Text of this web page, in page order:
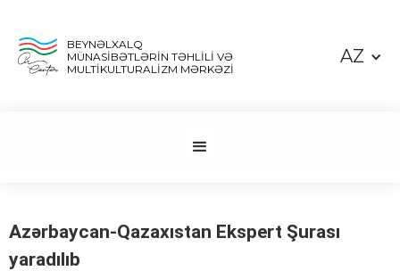
BEYNƏLXALQ
MÜNASİBƏTLƏRİN TƏHLİLİ VƏ
MULTİKULTURALİZM MƏRKƏZİ
AZ
Azərbaycan-Qazaxıstan Ekspert Şurası
yaradılıb